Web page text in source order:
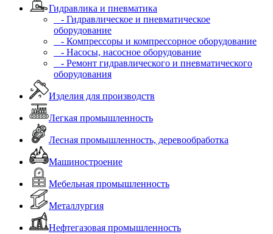
Гидравлика и пневматика
- Гидравлическое и пневматическое
оборудование
- Компрессоры и компрессорное оборудование
- Насосы, насосное оборудование
- Ремонт гидравлического и пневматического
оборудования
Изделия для производств
Легкая промышленность
Лесная промышленность, деревообработка
Машиностроение
Мебельная промышленность
Металлургия
Нефтегазовая промышленность